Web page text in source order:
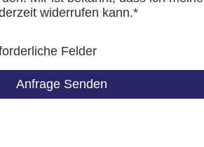
widerrufen kann.*
Felder
Anfrage Senden